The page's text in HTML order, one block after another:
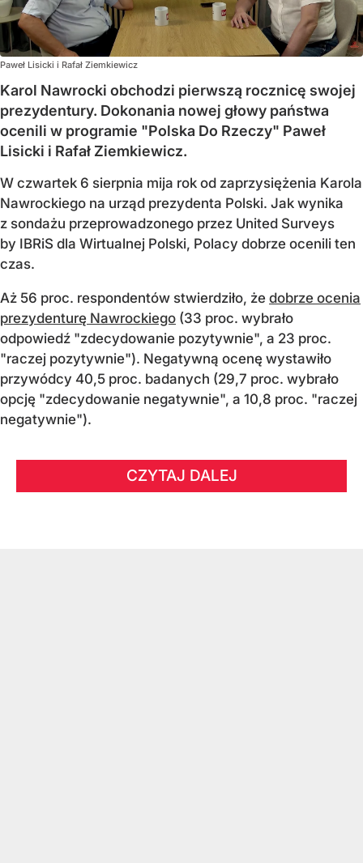
Paweł Lisicki i Rafał Ziemkiewicz
Karol Nawrocki obchodzi pierwszą rocznicę swojej
prezydentury. Dokonania nowej głowy państwa
ocenili w programie "Polska Do Rzeczy" Paweł
Lisicki i Rafał Ziemkiewicz.
W czwartek 6 sierpnia mija rok od zaprzysiężenia Karola
Nawrockiego na urząd prezydenta Polski. Jak wynika
z sondażu przeprowadzonego przez United Surveys
by IBRiS dla Wirtualnej Polski, Polacy dobrze ocenili ten
czas.
Aż 56 proc. respondentów stwierdziło, że dobrze ocenia
prezydenturę Nawrockiego (33 proc. wybrało
odpowiedź "zdecydowanie pozytywnie", a 23 proc.
"raczej pozytywnie"). Negatywną ocenę wystawiło
przywódcy 40,5 proc. badanych (29,7 proc. wybrało
opcję "zdecydowanie negatywnie", a 10,8 proc. "raczej
negatywnie").
CZYTAJ DALEJ